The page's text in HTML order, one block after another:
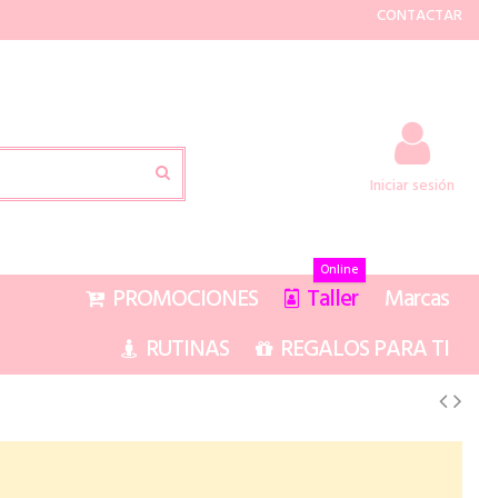
CONTACTAR
Iniciar sesión
Marcas
Taller
Online
PROMOCIONES
REGALOS PARA TI
RUTINAS